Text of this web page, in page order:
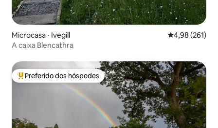
Microcasa ⋅ Ivegill 4,98 de uma
4,98 (261)
A caixa Blencathra
Entre os melhores preferidos dos hóspedes
Preferido dos hóspedes